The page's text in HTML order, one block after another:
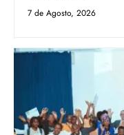
7 de Agosto, 2026